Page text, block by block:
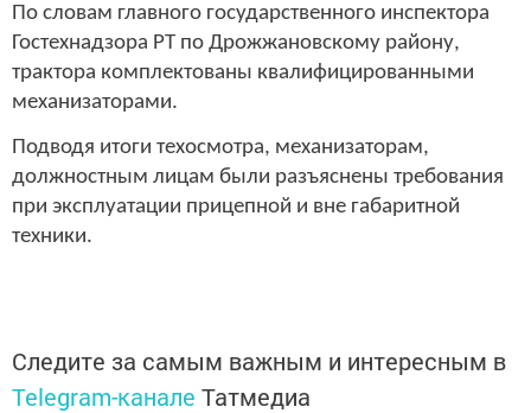
По словам главного государственного инспектора
Гостехнадзора РТ по Дрожжановскому району,
трактора комплектованы квалифицированными
механизаторами.
Подводя итоги техосмотра, механизаторам,
должностным лицам были разъяснены требования
при эксплуатации прицепной и вне габаритной
техники.
Следите за самым важным и интересным в
Telegram-канале Татмедиа